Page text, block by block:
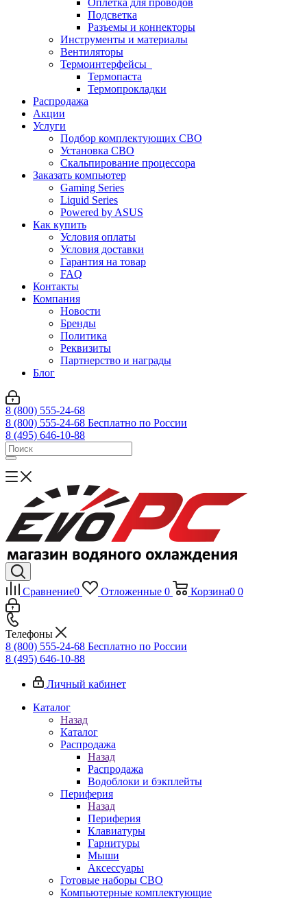
Оплетка для проводов
Подсветка
Разъемы и коннекторы
Инструменты и материалы
Вентиляторы
Термоинтерфейсы
Термопаста
Термопрокладки
Распродажа
Акции
Услуги
Подбор комплектующих СВО
Установка СВО
Скальпирование процессора
Заказать компьютер
Gaming Series
Liquid Series
Powered by ASUS
Как купить
Условия оплаты
Условия доставки
Гарантия на товар
FAQ
Контакты
Компания
Новости
Бренды
Политика
Реквизиты
Партнерство и награды
Блог
8 (800) 555-24-68
8 (800) 555-24-68 Бесплатно по России
8 (495) 646-10-88
Сравнение0 Отложенные 0 Корзина0 0
Телефоны
8 (800) 555-24-68 Бесплатно по России
8 (495) 646-10-88
Личный кабинет
Каталог
Назад
Каталог
Распродажа
Назад
Распродажа
Водоблоки и бэкплейты
Периферия
Назад
Периферия
Клавиатуры
Гарнитуры
Мыши
Аксессуары
Готовые наборы СВО
Компьютерные комплектующие